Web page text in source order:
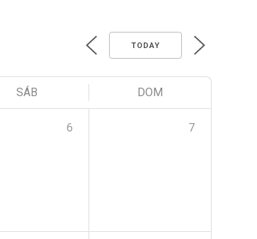
TODAY
SÁB DOM
6 7